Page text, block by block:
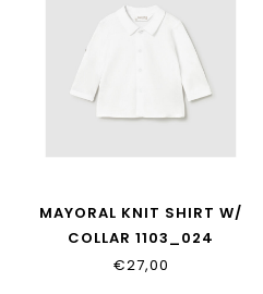
MAYORAL KNIT SHIRT W/
COLLAR 1103_024
€27,00